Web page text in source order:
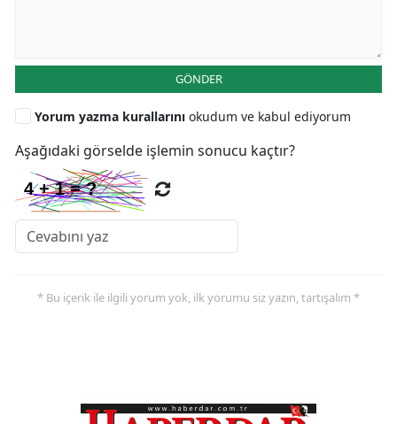
GÖNDER
Yorum yazma kurallarını okudum ve kabul ediyorum
Aşağıdaki görselde işlemin sonucu kaçtır?
* Bu içerik ile ilgili yorum yok, ilk yorumu siz yazın, tartışalım *